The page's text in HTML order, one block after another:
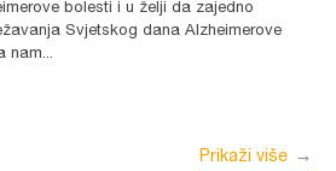
Svjetskog dana Alzheimerove
nam...
Prikaži više